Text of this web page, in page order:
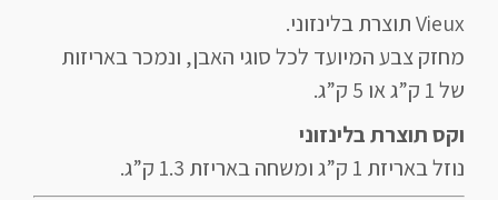
Vieux תוצרת בלינזוני.
מחזק צבע המיועד לכל סוגי האבן, ונמכר באריזות
של 1 ק”ג או 5 ק”ג.
וקס תוצרת בלינזוני
נוזל באריזת 1 ק”ג ומשחה באריזת 1.3 ק”ג.